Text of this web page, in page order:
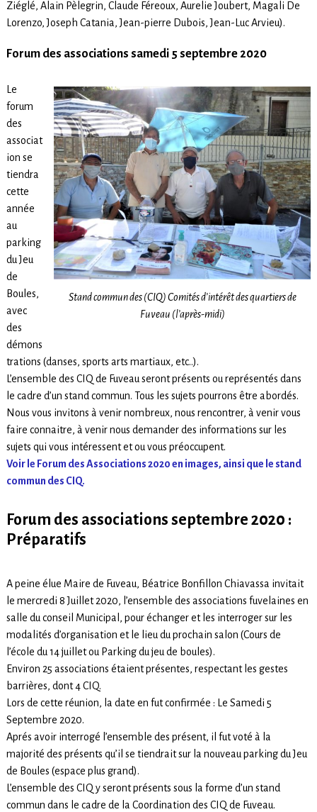
Ziéglé, Alain Pèlegrin, Claude Féreoux, Aurelie Joubert, Magali De
Lorenzo, Joseph Catania, Jean-pierre Dubois, Jean-Luc Arvieu).
Forum des associations samedi 5 septembre 2020
Stand commun des (CIQ) Comités d’intérêt des quartiers de
Fuveau (l’après-midi)
Le
forum
des
associat
ion se
tiendra
cette
année
au
parking
du Jeu
de
Boules,
avec
des
démons
trations (danses, sports arts martiaux, etc..).
L’ensemble des CIQ de Fuveau seront présents ou représentés dans
le cadre d’un stand commun. Tous les sujets pourrons être abordés.
Nous vous invitons à venir nombreux, nous rencontrer, à venir vous
faire connaitre, à venir nous demander des informations sur les
sujets qui vous intéressent et ou vous préoccupent.
Voir le Forum des Associations 2020 en images, ainsi que le stand
commun des CIQ.
Forum des associations septembre 2020 :
Préparatifs
A peine élue Maire de Fuveau, Béatrice Bonfillon Chiavassa invitait
le mercredi 8 Juillet 2020, l’ensemble des associations fuvelaines en
salle du conseil Municipal, pour échanger et les interroger sur les
modalités d’organisation et le lieu du prochain salon (Cours de
l’école du 14 juillet ou Parking du jeu de boules).
Environ 25 associations étaient présentes, respectant les gestes
barrières, dont 4 CIQ.
Lors de cette réunion, la date en fut confirmée : Le Samedi 5
Septembre 2020.
Aprés avoir interrogé l’ensemble des présent, il fut voté à la
majorité des présents qu’il se tiendrait sur la nouveau parking du Jeu
de Boules (espace plus grand).
L’ensemble des CIQ y seront présents sous la forme d’un stand
commun dans le cadre de la Coordination des CIQ de Fuveau.